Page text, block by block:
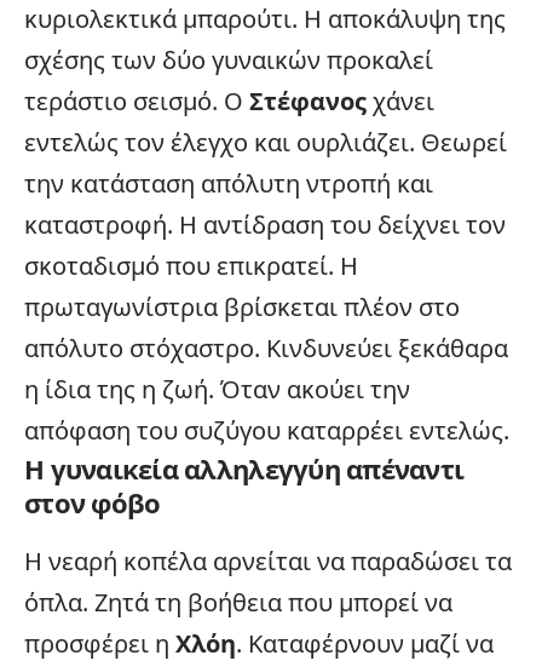
κυριολεκτικά μπαρούτι. Η αποκάλυψη της
σχέσης των δύο γυναικών προκαλεί
τεράστιο σεισμό. Ο Στέφανοςχάνει
εντελώς τον έλεγχο και ουρλιάζει. Θεωρεί
την κατάσταση απόλυτη ντροπή και
καταστροφή. Η αντίδραση του δείχνει τον
σκοταδισμό που επικρατεί. Η
πρωταγωνίστρια βρίσκεται πλέον στο
απόλυτο στόχαστρο. Κινδυνεύει ξεκάθαρα
η ίδια της η ζωή. Όταν ακούει την
απόφαση του συζύγου καταρρέει εντελώς.
Η γυναικεία αλληλεγγύη απέναντι
στον φόβο
Η νεαρή κοπέλα αρνείται να παραδώσει τα
όπλα. Ζητά τη βοήθεια που μπορεί να
προσφέρει η Χλόη. Καταφέρνουν μαζί να